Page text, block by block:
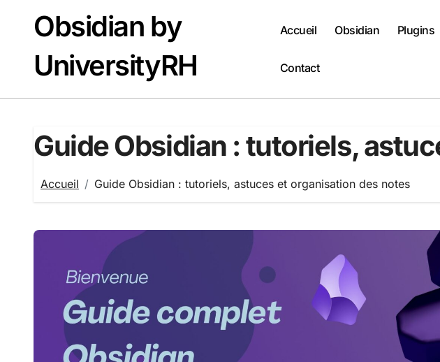
contenuObsidian by
UniversityRH
Accueil Obsidian Plugins
Contact
Guide Obsidian : tutoriels,
Accueil Guide Obsidian : tutoriels, astuces et organisation des notes